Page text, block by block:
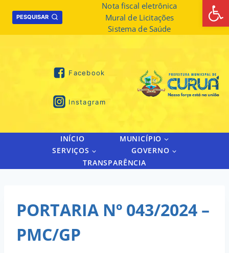
PESQUISAR
Nota fiscal eletrônica
Mural de Licitações
Sistema de Saúde
Facebook
Instagram
INÍCIO
MUNICÍPIO
SERVIÇOS
GOVERNO
TRANSPARÊNCIA
PORTARIA Nº 043/2024 –
PMC/GP